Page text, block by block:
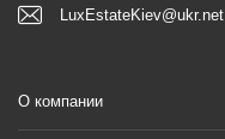
LuxEstateKiev@ukr.net
О компании